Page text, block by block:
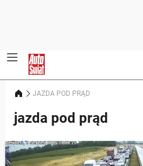
JAZDA POD PRĄD
jazda pod prąd